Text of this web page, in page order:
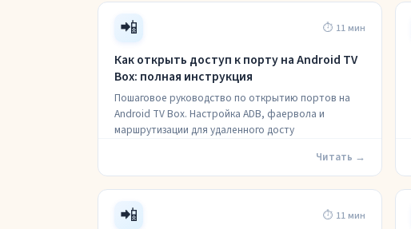
📲 ⏱ 11 мин
Как открыть доступ к порту на Android TV
Box: полная инструкция
Пошаговое руководство по открытию портов на
Android TV Box. Настройка ADB, фаервола и
маршрутизации для удаленного досту
Читать →
📲 ⏱ 11 мин